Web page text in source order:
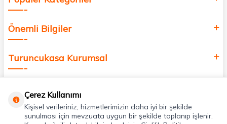
Önemli Bilgiler
Turuncukasa Kurumsal
Uygulamalarımız
Çerez Kullanımı
Kişisel verileriniz, hizmetlerimizin daha iyi bir şekilde
sunulması için mevzuata uygun bir şekilde toplanıp işlenir.